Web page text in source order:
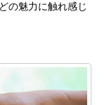
の魅力に触れ感じ